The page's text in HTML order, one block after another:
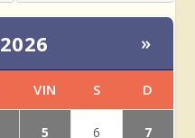
»
VIN S D
5 6 7